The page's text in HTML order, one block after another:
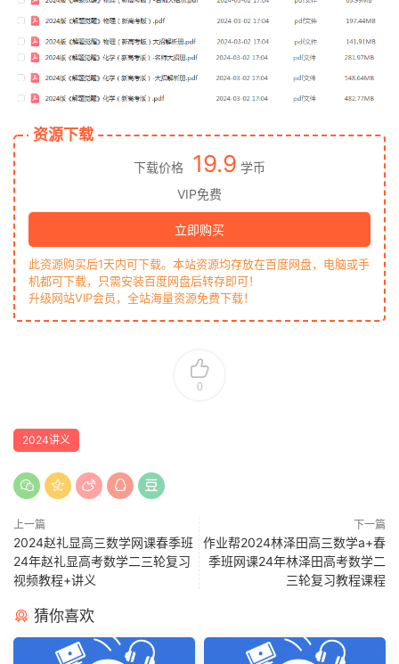
资源下载
下载价格 19.9 学币
VIP免费
立即购买
此资源购买后1天内可下载。本站资源均存放在百度网盘，电脑或手
机都可下载，只需安装百度网盘后转存即可！
升级网站VIP会员，全站海量资源免费下载！
0
2024讲义
上一篇
2024赵礼显高三数学网课春季班
24年赵礼显高考数学二三轮复习
视频教程+讲义
下一篇
作业帮2024林泽田高三数学a+春
季班网课24年林泽田高考数学二
三轮复习教程课程
猜你喜欢